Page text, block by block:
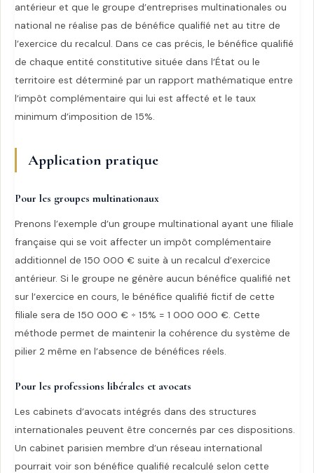
antérieur et que le groupe d’entreprises multinationales ou
national ne réalise pas de bénéfice qualifié net au titre de
l’exercice du recalcul. Dans ce cas précis, le bénéfice qualifié
de chaque entité constitutive située dans l’État ou le
territoire est déterminé par un rapport mathématique entre
l’impôt complémentaire qui lui est affecté et le taux
minimum d’imposition de 15%.
Application pratique
Pour les groupes multinationaux
Prenons l’exemple d’un groupe multinational ayant une filiale
française qui se voit affecter un impôt complémentaire
additionnel de 150 000 € suite à un recalcul d’exercice
antérieur. Si le groupe ne génère aucun bénéfice qualifié net
sur l’exercice en cours, le bénéfice qualifié fictif de cette
filiale sera de 150 000 € ÷ 15% = 1 000 000 €. Cette
méthode permet de maintenir la cohérence du système de
pilier 2 même en l’absence de bénéfices réels.
Pour les professions libérales et avocats
Les cabinets d’avocats intégrés dans des structures
internationales peuvent être concernés par ces dispositions.
Un cabinet parisien membre d’un réseau international
pourrait voir son bénéfice qualifié recalculé selon cette